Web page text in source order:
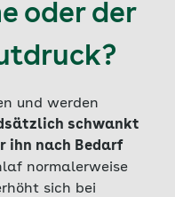
oder der
und werden
schwankt
ihn nach Bedarf
normalerweise
sich bei